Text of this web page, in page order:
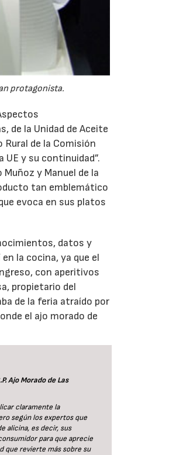
protagonista.
de la Unidad de Aceite
de la Comisión
UE y su continuidad”.
y Manuel de la
tan emblemático
evoca en sus platos
datos y
la cocina, ya que el
con aperitivos
propietario del
de la feria atraído por
el ajo morado de
Ajo Morado de Las
claramente la
según los expertos que
alicina, es decir, sus
para que aprecie
que revierte más sobre su